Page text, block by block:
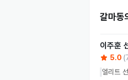
갈마동
이주훈
5.0 (
엘리트